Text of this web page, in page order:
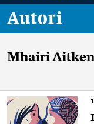
Autori
Mhairi Aitken